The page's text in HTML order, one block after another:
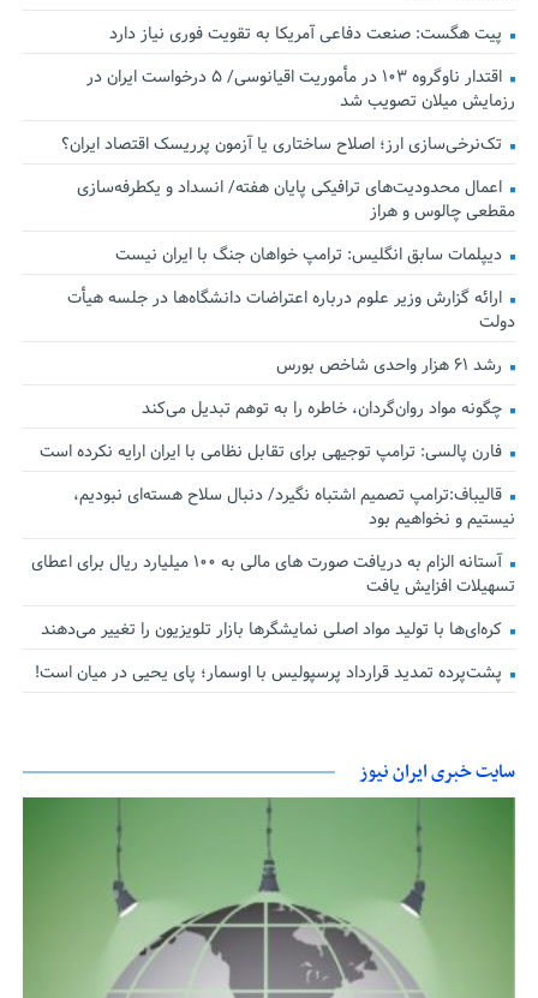
پیت هگست: صنعت دفاعی آمریکا به تقویت فوری نیاز دارد
اقتدار ناوگروه ۱۰۳ در مأموریت‌ اقیانوسی/ ۵ درخواست ایران در
رزمایش میلان تصویب شد
تک‌نرخی‌سازی ارز؛ اصلاح ساختاری یا آزمون پرریسک اقتصاد ایران؟
اعمال محدودیت‌های ترافیکی پایان هفته/ انسداد و یکطرفه‌سازی
مقطعی چالوس و هراز
دیپلمات سابق انگلیس:‌ ترامپ خواهان جنگ با ایران نیست
ارائه گزارش وزیر علوم درباره اعتراضات دانشگاه‌ها در جلسه هیأت
دولت
رشد ۶۱ هزار واحدی شاخص بورس
چگونه مواد روان‌گردان، خاطره را به توهم تبدیل می‌کند
فارن پالسی: ترامپ توجیهی برای تقابل نظامی با ایران ارایه نکرده است
قالیباف:ترامپ تصمیم اشتباه نگیرد/ دنبال سلاح هسته‌ای نبودیم،
نیستیم و نخواهیم بود
آستانه الزام به دریافت صورت های مالی به ۱۰۰ میلیارد ریال برای اعطای
تسهیلات افزایش یافت
کره‌ای‌ها با تولید مواد اصلی نمایشگرها بازار تلویزیون را تغییر می‌دهند
پشت‌پرده تمدید قرارداد پرسپولیس با اوسمار؛ پای یحیی در میان است!
سایت خبری ایران نیوز